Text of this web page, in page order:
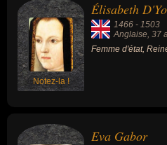
Notez-la !
Élisabeth
1466 - 1503
Anglaise, 37
Femme d'état,
Eva Gabor